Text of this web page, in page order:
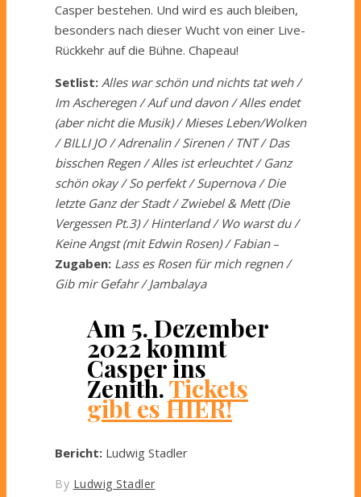
Casper bestehen. Und wird es auch bleiben,
besonders nach dieser Wucht von einer Live-
Rückkehr auf die Bühne. Chapeau!
Setlist: Alles war schön und nichts tat weh /
Im Ascheregen / Auf und davon / Alles endet
(aber nicht die Musik) / Mieses Leben/Wolken
/ BILLI JO / Adrenalin / Sirenen / TNT / Das
bisschen Regen / Alles ist erleuchtet / Ganz
schön okay / So perfekt / Supernova / Die
letzte Ganz der Stadt / Zwiebel & Mett (Die
Vergessen Pt.3) / Hinterland / Wo warst du /
Keine Angst (mit Edwin Rosen) / Fabian–
Zugaben: Lass es Rosen für mich regnen /
Gib mir Gefahr / Jambalaya
Am 5. Dezember
2022 kommt
Casper ins
Zenith.Tickets
gibt es HIER!
Bericht: Ludwig Stadler
By Ludwig Stadler